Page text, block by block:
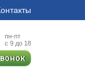
пн-пт
с 9 до 18